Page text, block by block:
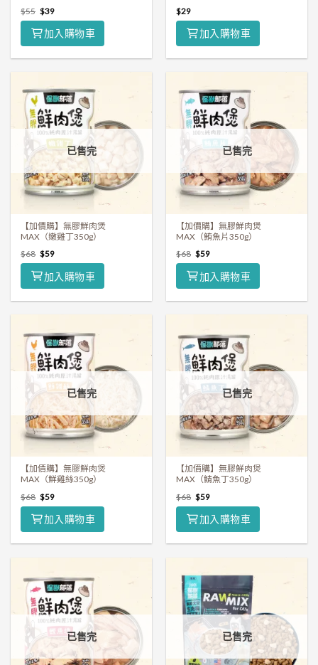
$55 $39
加入購物車
$29
加入購物車
已售完
【加價購】無膠鮮肉煲
MAX（嫩雞丁350g）
$68 $59
加入購物車
已售完
【加價購】無膠鮮肉煲
MAX（鮪魚片350g）
$68 $59
加入購物車
已售完
【加價購】無膠鮮肉煲
MAX（鮮雞絲350g）
$68 $59
加入購物車
已售完
【加價購】無膠鮮肉煲
MAX（鯖魚丁350g）
$68 $59
加入購物車
已售完 已售完